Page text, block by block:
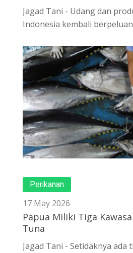
Jagad Tani - Udang dan
Indonesia kembali
Perikanan
17 May 2026
Papua Miliki Tiga
Tuna
Jagad Tani - Setidaknya